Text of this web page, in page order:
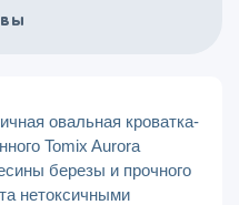
овальная кроватка-
Tomix Aurora
березы и прочного
нетоксичными